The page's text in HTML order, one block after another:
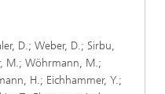
D.; Weber, D.; Sirbu,
M.; Wöhrmann, M.;
H.; Eichhammer, Y.;